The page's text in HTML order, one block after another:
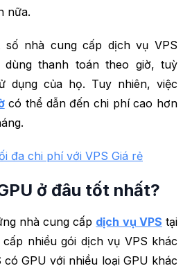
nữa.
nhà cung cấp dịch vụ VPS
thanh toán theo giờ, tuỳ
dụng của họ. Tuy nhiên, việc
có thể dẫn đến chi phí cao hơn
đa chi phí với VPS Giá rẻ
ở đâu tốt nhất?
nhà cung cấp dịch vụ VPS tại
nhiều gói dịch vụ VPS khác
GPU với nhiều loại GPU khác